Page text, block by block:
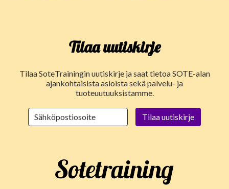
Tilaa uutiskirje
Tilaa SoteTrainingin uutiskirje ja saat tietoa SOTE-alan
ajankohtaisista asioista sekä palvelu- ja
tuoteuutuuksistamme.